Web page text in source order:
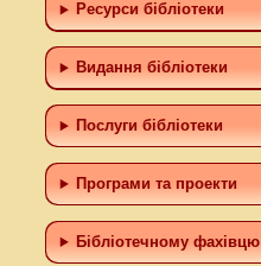
Ресурси бібліотеки
Видання бібліотеки
Послуги бібліотеки
Програми та проекти
Бiблiотечному фахiвцю